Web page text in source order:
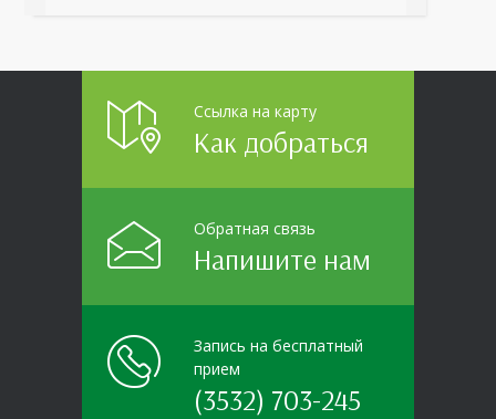
Ссылка на карту
Как добраться
Обратная связь
Напишите нам
Запись на бесплатный
прием
(3532) 703-245